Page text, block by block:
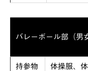
バレーボール部（
持参物 体操服、